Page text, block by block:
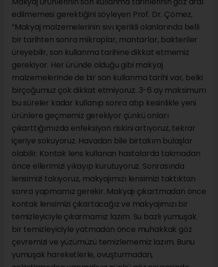
edilmemesi gerektiğini söyleyen Prof. Dr. Çömez,
“Makyaj malzemelerinin sıvı içerikli olanlarında belli
bir tarihten sonra mikroplar, mantarlar, bakteriler
üreyebilir, son kullanma tarihine dikkat etmemiz
gerekiyor. Her üründe olduğu gibi makyaj
malzemelerinde de bir son kullanma tarihi var, belki
birçoğumuz çok dikkat etmiyoruz. 3-6 ay maksimum
bu süreler kadar kullanıp sonra atıp kesinlikle yeni
ürünlere geçmemiz gerekiyor çünkü onları
çıkarttığımızda enfeksiyon riskini artıyoruz, tekrar
içeriye sokuyoruz. Havadan bile birtakım bulaşlar
olabilir. Kontak lens kullanan hastalarda takmadan
önce ellerimizi yıkayıp kurutuyoruz. Sonrasında
lensimizi takıyoruz, makyajımızı lensimizi taktıktan
sonra yapmamız gerekir. Makyajı çıkartmadan önce
kontak lensimizi çıkartacağız ve makyajımızı bir
temizleyiciyle çıkarmamız lazım. Su bazlı yumuşak
bir temizleyiciyle yatmadan önce muhakkak göz
çevremizi ve yüzümüzü temizlememiz lazım. Bunu
yumuşak hareketlerle, ovuşturmadan,